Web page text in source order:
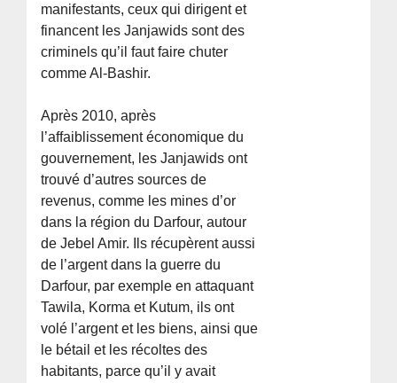
manifestants, ceux qui dirigent et
financent les Janjawids sont des
criminels qu’il faut faire chuter
comme Al-Bashir.
Après 2010, après
l’affaiblissement économique du
gouvernement, les Janjawids ont
trouvé d’autres sources de
revenus, comme les mines d’or
dans la région du Darfour, autour
de Jebel Amir. Ils récupèrent aussi
de l’argent dans la guerre du
Darfour, par exemple en attaquant
Tawila, Korma et Kutum, ils ont
volé l’argent et les biens, ainsi que
le bétail et les récoltes des
habitants, parce qu’il y avait